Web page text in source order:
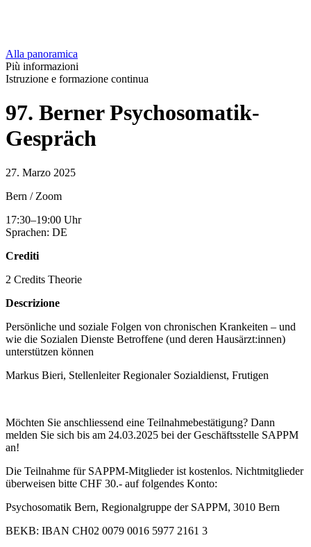
Alla panoramica
Più informazioni
Istruzione e formazione continua
97. Berner Psychosomatik-
Gespräch
27. Marzo 2025
Bern / Zoom
17:30–19:00 Uhr
Sprachen: DE
Crediti
2 Credits Theorie
Descrizione
Persönliche und soziale Folgen von chronischen Krankeiten – und
wie die Sozialen Dienste Betroffene (und deren Hausärzt:innen)
unterstützen können
Markus Bieri, Stellenleiter Regionaler Sozialdienst, Frutigen
Möchten Sie anschliessend eine Teilnahmebestätigung? Dann
melden Sie sich bis am 24.03.2025 bei der Geschäftsstelle SAPPM
an!
Die Teilnahme für SAPPM-Mitglieder ist kostenlos. Nichtmitglieder
überweisen bitte CHF 30.- auf folgendes Konto:
Psychosomatik Bern, Regionalgruppe der SAPPM, 3010 Bern
BEKB: IBAN CH02 0079 0016 5977 2161 3